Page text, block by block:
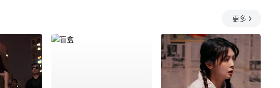
更多